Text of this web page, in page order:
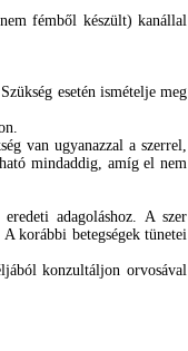
fémből készült) kanállal
esetén ismételje meg
van ugyanazzal a szerrel,
mindaddig, amíg el nem
adagoláshoz. A szer
korábbi betegségek tünetei
konzultáljon orvosával